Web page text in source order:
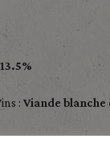
13.5%
: Viande blanche